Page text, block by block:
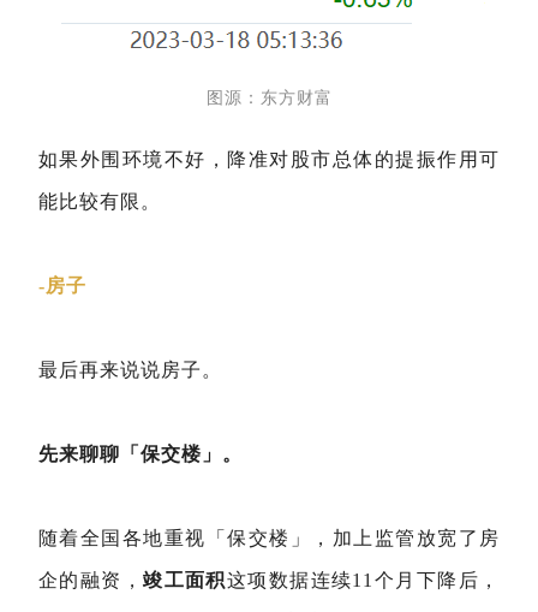
图源：东方财富
如果外围环境不好，降准对股市总体的提振作用可
能比较有限。
-房子
最后再来说说房子。
先来聊聊「保交楼」。
随着全国各地重视「保交楼」，加上监管放宽了房
企的融资，竣工面积这项数据连续11个月下降后，